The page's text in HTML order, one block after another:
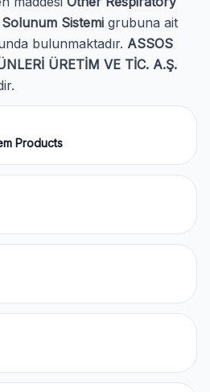
Solunum Sistemi grubuna ait
bulunmaktadır. ASSOS
ÜRETİM VE TİC. A.Ş.
Products